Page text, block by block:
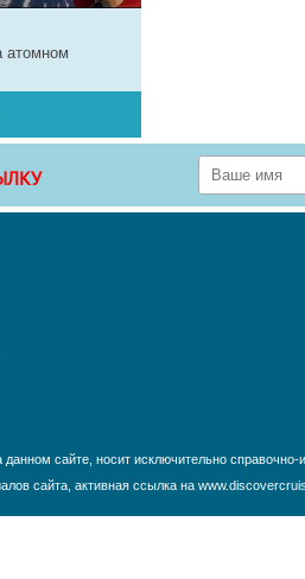
атомном
сайте, носит исключительно
сайта, активная ссылка на